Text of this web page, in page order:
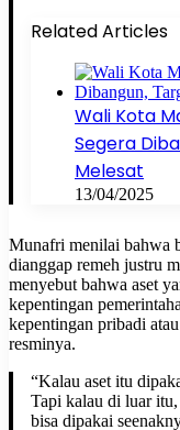
Related Articles
Wali Kota
Segera
Melesat
13/04/2025
Munafri menilai bahwa
dianggap remeh justru
menyebut bahwa aset
kepentingan
kepentingan pribadi
resminya.
“Kalau aset itu
Tapi kalau di luar
bisa dipakai